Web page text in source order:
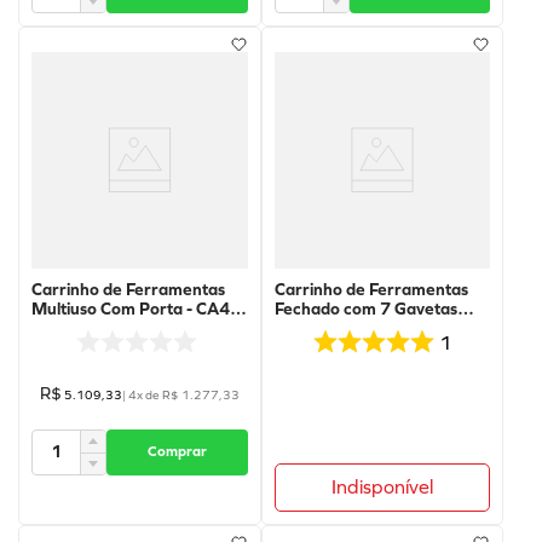
Carrinho de Ferramentas
Multiuso Com Porta - CA49-
R$ 5.109,33| 4x de R$ 1.277,33
Comprar
Carrinho de Ferramentas
Fechado com 7 Gavetas
Vermelho - RSC24/7-R -
BETA
1
Indisponível